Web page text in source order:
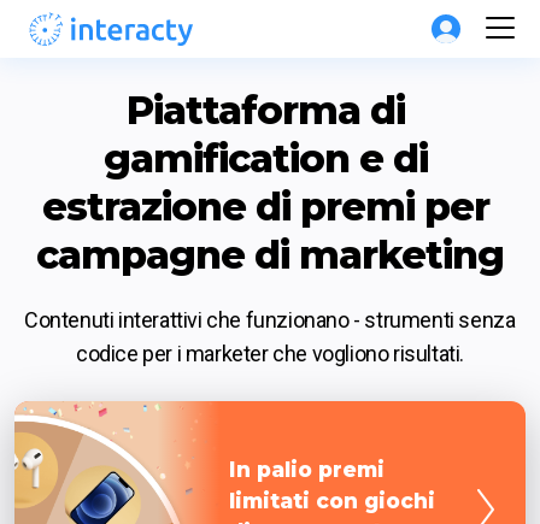
Piattaforma di
gamification e di
estrazione di premi per
campagne di marketing
Contenuti interattivi che funzionano - strumenti senza
codice per i marketer che vogliono risultati.